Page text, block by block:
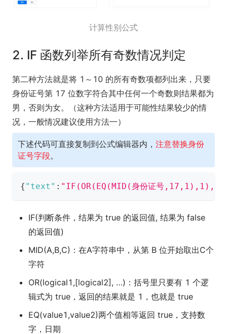
计算性别公式
2. IF 函数列举所有奇数情况判定
第二种方法就是将 1～10 的所有奇数项都列出来，只要
身份证号第 17 位数字符合其中任何一个奇数则结果都为
男，否则为女。（这种方法适用于可能性结果较少的情
况，一般情况建议使用方法一）
下述代码可直接复制到公式编辑器内， 注意替换身份
证号字段。
{ "text" : "IF(OR(EQ(MID(​身份证号​
IF(判断条件，结果为 true 的返回值, 结果为 false
的返回值)
MID(A,B,C)：在A字符串中，从第 B 位开始取出C个
字符
OR(logical1,[logical2], …)：括号里只要有 1 个逻
辑式为 true，返回的结果就是 1，也就是 true
EQ(value1,value2)两个值相等返回 true，支持数
字，日期